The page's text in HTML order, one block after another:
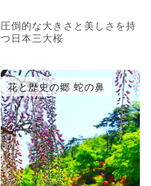
圧倒的な大きさと美しさを持
つ日本三大桜
花と歴史の郷 蛇の鼻